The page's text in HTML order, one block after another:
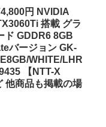
円 NVIDIA
搭載 グラ
ド GDDR6 8GB
バージョン GK-
WHITE/LHR
【NTT-X
他商品も掲載の場